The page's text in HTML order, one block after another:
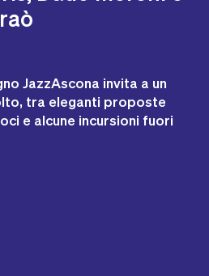
JazzAscona invita a un
tra eleganti proposte
e alcune incursioni fuori